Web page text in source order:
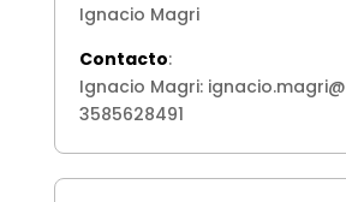
Ignacio Magri
Contacto:
Ignacio Magri:
3585628491